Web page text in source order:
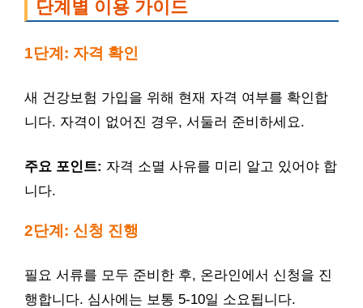
단계별 이용 가이드
1단계: 자격 확인
새 건강보험 가입을 위해 현재 자격 여부를 확인합
니다. 자격이 없어진 경우, 서둘러 준비하세요.
주요 포인트: 자격 소멸 사유를 미리 알고 있어야 합
니다.
2단계: 신청 진행
필요 서류를 모두 준비한 후, 온라인에서 신청을 진
행합니다. 심사에는 보통 5-10일 소요됩니다.